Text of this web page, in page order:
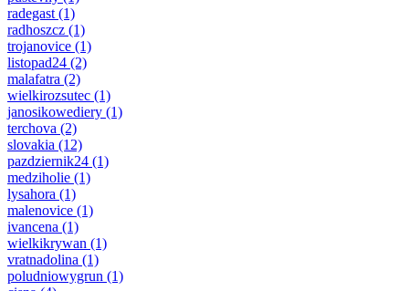
radegast(1)
radhoszcz (1)
trojanovice (1)
listopad24 (2)
malafatra (2)
wielkirozsutec (1)
janosikowediery (1)
terchova (2)
slovakia (12)
pazdziernik24 (1)
medziholie (1)
lysahora (1)
malenovice (1)
ivancena (1)
wielkikrywan (1)
vratnadolina (1)
poludniowygrun (1)